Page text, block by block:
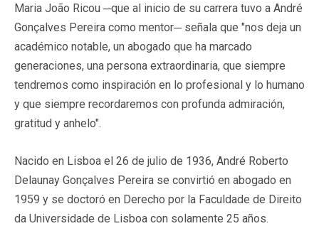
Maria João Ricou ─que al inicio de su carrera tuvo a André
Gonçalves Pereira como mentor─ señala que "nos deja un
académico notable, un abogado que ha marcado
generaciones, una persona extraordinaria, que siempre
tendremos como inspiración en lo profesional y lo humano
y que siempre recordaremos con profunda admiración,
gratitud y anhelo".
Nacido en Lisboa el 26 de julio de 1936, André Roberto
Delaunay Gonçalves Pereira se convirtió en abogado en
1959 y se doctoró en Derecho por la Faculdade de Direito
da Universidade de Lisboa con solamente 25 años.